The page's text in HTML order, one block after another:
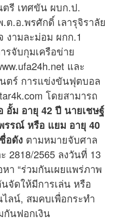
รี เทศขัน ผบก.ป.
ต.อ.พรศักดิ์ เลารุจิราลัย
งามละม่อม ผกก.1
รจับกุมเครือข่าย
และ
ตร์ การแข่งขันฟุตบอล
โดยสามารถ
ม อายุ 42 ปี นายเชษฐ์
รณ์ หรือ แยม อายุ 40
อดัง ตามหมายจับศาล
2818/2565 ลงวันที่ 13
า “ร่วมกันเผยแพร่ภาพ
จัดให้มีการเล่น หรือ
ลน์, สมคบเพื่อกระทำ
กันฟอกเงิน